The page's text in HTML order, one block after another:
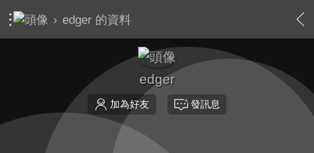
› edger 的資料
edger
加為好友 發訊息